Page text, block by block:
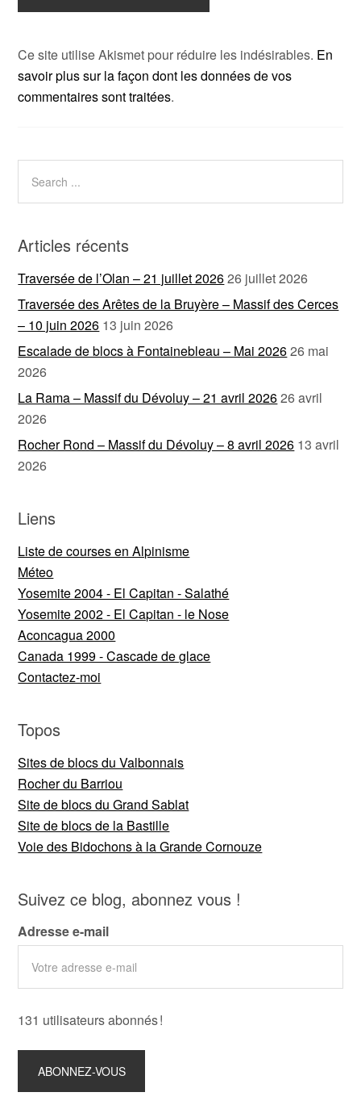
Ce site utilise Akismet pour réduire les indésirables. En
savoir plus sur la façon dont les données de vos
commentaires sont traitées.
Articles récents
Traversée de l’Olan – 21 juillet 202626 juillet 2026
Traversée des Arêtes de la Bruyère – Massif des Cerces
– 10 juin 2026 13 juin 2026
Escalade de blocs à Fontainebleau – Mai 202626 mai
2026
La Rama – Massif du Dévoluy – 21 avril 202626 avril
2026
Rocher Rond – Massif du Dévoluy – 8 avril 2026 13 avril
2026
Liens
Liste de courses en Alpinisme
Méteo
Yosemite 2004 - El Capitan - Salathé
Yosemite 2002 - El Capitan - le Nose
Aconcagua 2000
Canada 1999 - Cascade de glace
Contactez-moi
Topos
Sites de blocs du Valbonnais
Rocher du Barriou
Site de blocs du Grand Sablat
Site de blocs de la Bastille
Voie des Bidochons à la Grande Cornouze
Suivez ce blog, abonnez vous !
Adresse e-mail
131 utilisateurs abonnés !